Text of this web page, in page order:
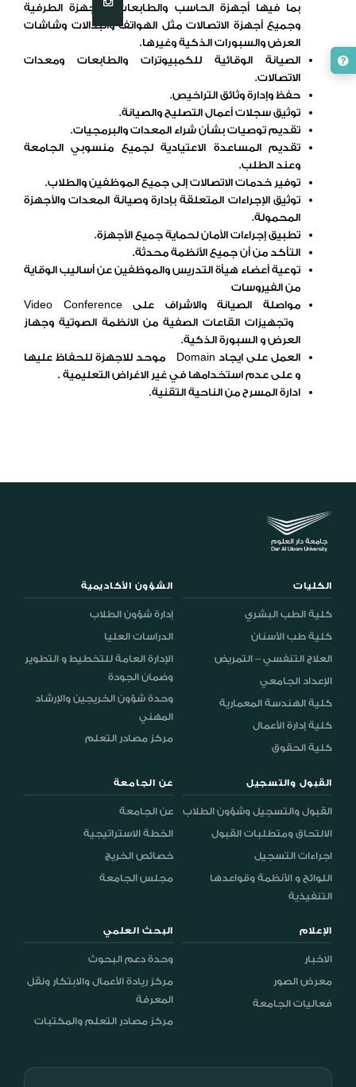
بما فيها أجهزة الحاسب والطابعات والأجهزة الطرفية
وجميع أجهزة الاتصالات مثل الهواتف والبدالات وشاشات
العرض والسبورات الذكية وغيرها.
الصيانة الوقائية للكمبيوترات والطابعات ومعدات
الاتصالات.
حفظ وإدارة وثائق التراخيص.
توثيق سجلات أعمال التصليح والصيانة.
تقديم توصيات بشأن شراء المعدات والبرمجيات.
تقديم المساعدة الاعتيادية لجميع منسوبي الجامعة
وعند الطلب.
توفير خدمات الاتصالات إلى جميع الموظفين والطلاب.
توثيق الإجراءات المتعلقة بإدارة وصيانة المعدات والأجهزة
المحمولة.
تطبيق إجراءات الأمان لحماية جميع الأجهزة.
التأكد من أن جميع الأنظمة محدثة.
توعية أعضاء هيأة التدريس والموظفين عن أساليب الوقاية
من الفيروسات
مواصلة الصيانة والاشراف على Video Conference
وتجهيزات القاعات الصفية من الانظمة الصوتية وجهاز
العرض و السبورة الذكية.
العمل على ايجاد Domain موحد للاجهزة للحفاظ عليها
و على عدم استخدامها في غير الاغراض التعليمية .
ادارة المسرح من الناحية التقنية.
الكليات
كلية الطب البشري
كلية طب الأسنان
العلاج التنفسي – التمريض
الإعداد الجامعي
كلية الهندسة المعمارية
كلية إدارة الأعمال
كلية الحقوق
الشؤون الأكاديمية
إدارة شؤون الطلاب
الدراسات العليا
الإدارة العامة للتخطيط و التطوير
وضمان الجودة
وحدة شؤون الخريجين والإرشاد
المهني
مركز مصادر التعلم
القبول والتسجيل
القبول والتسجيل وشؤون الطلاب
الالتحاق ومتطلبات القبول
اجراءات التسجيل
اللوائح و الأنظمة وقواعدها
التنفيذية
عن الجامعة
عن الجامعة
الخطة الاستراتيجية
خصائص الخريج
مجلس الجامعة
الإعلام
الاخبار
معرض الصور
فعاليات الجامعة
البحث العلمي
وحدة دعم البحوث
مركز ريادة الأعمال والابتكار ونقل
المعرفة
مركز مصادر التعلم والمكتبات